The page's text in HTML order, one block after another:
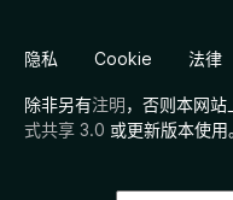
隐私 Cookie 法律
除非另有注明，否则本网
式共享 3.0 或更新版本使用